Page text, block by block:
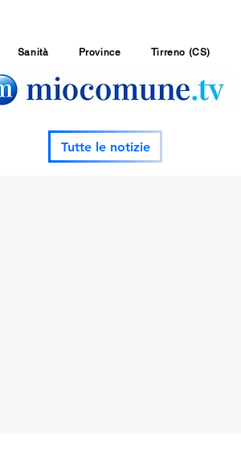
Sanità Province Tirreno (CS)
Tutte le notizie